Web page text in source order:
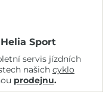
Sport
servis jízdních
našich cyklo
prodejnu.